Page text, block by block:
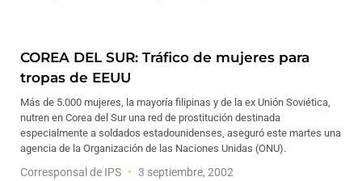
COREA DEL SUR: Tráfico de mujeres para
tropas de EEUU
Más de 5.000 mujeres, la mayoría filipinas y de la ex Unión Soviética,
nutren en Corea del Sur una red de prostitución destinada
especialmente a soldados estadounidenses, aseguró este martes una
agencia de la Organización de las Naciones Unidas (ONU).
Corresponsal de IPS 3 septiembre, 2002